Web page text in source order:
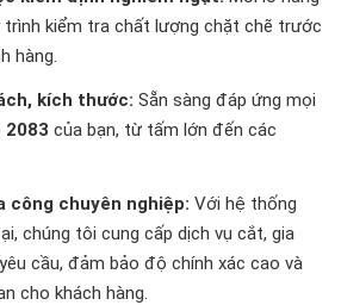
trình kiểm tra chất lượng chặt chẽ trước
hàng.
kích thước: Sẵn sàng đáp ứng mọi
2083 của bạn, từ tấm lớn đến các
công chuyên nghiệp: Với hệ thống
chúng tôi cung cấp dịch vụ cắt, gia
cầu, đảm bảo độ chính xác cao và
cho khách hàng.